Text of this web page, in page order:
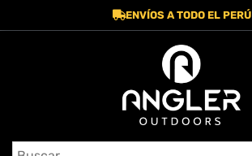
ENVÍOS A TODO EL PERÚ